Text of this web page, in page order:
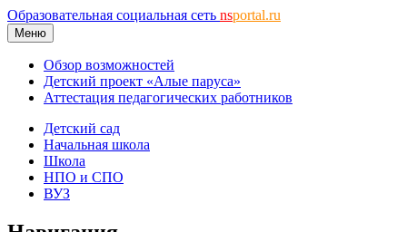
Образовательная социальная сеть nsportal.ru
Меню
Обзор возможностей
Детский проект «Алые паруса»
Аттестация педагогических работников
Детский сад
Начальная школа
Школа
НПО и СПО
ВУЗ